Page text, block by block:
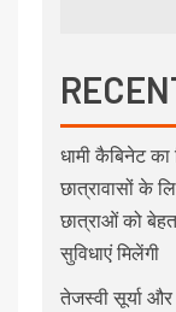
धामी कैबिनेट
छात्रावासों के
छात्राओं को
सुविधाएं मिलेंगी
तेजस्वी सूर्या